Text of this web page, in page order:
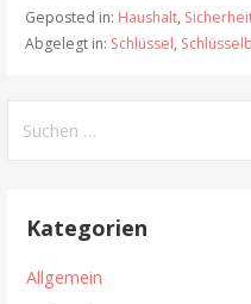
Geposted in: Haushalt,
Abgelegt in: Schlüssel,
Kategorien
Allgemein